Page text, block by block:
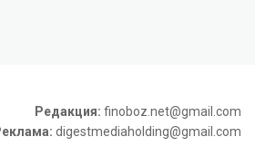
Редакция: finoboz.net@gmail.com
digestmediaholding@gmail.com